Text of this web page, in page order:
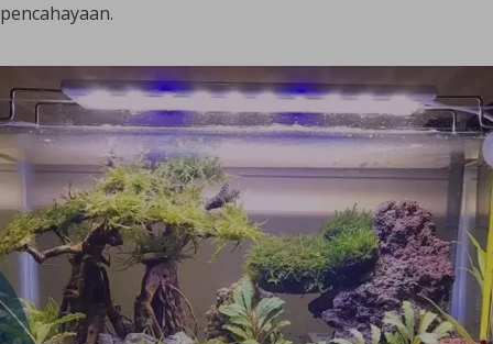
pencahayaan.